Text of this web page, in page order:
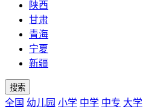
陕西
甘肃
青海
宁夏
新疆
搜索
全国 幼儿园 小学 中学 中专 大学